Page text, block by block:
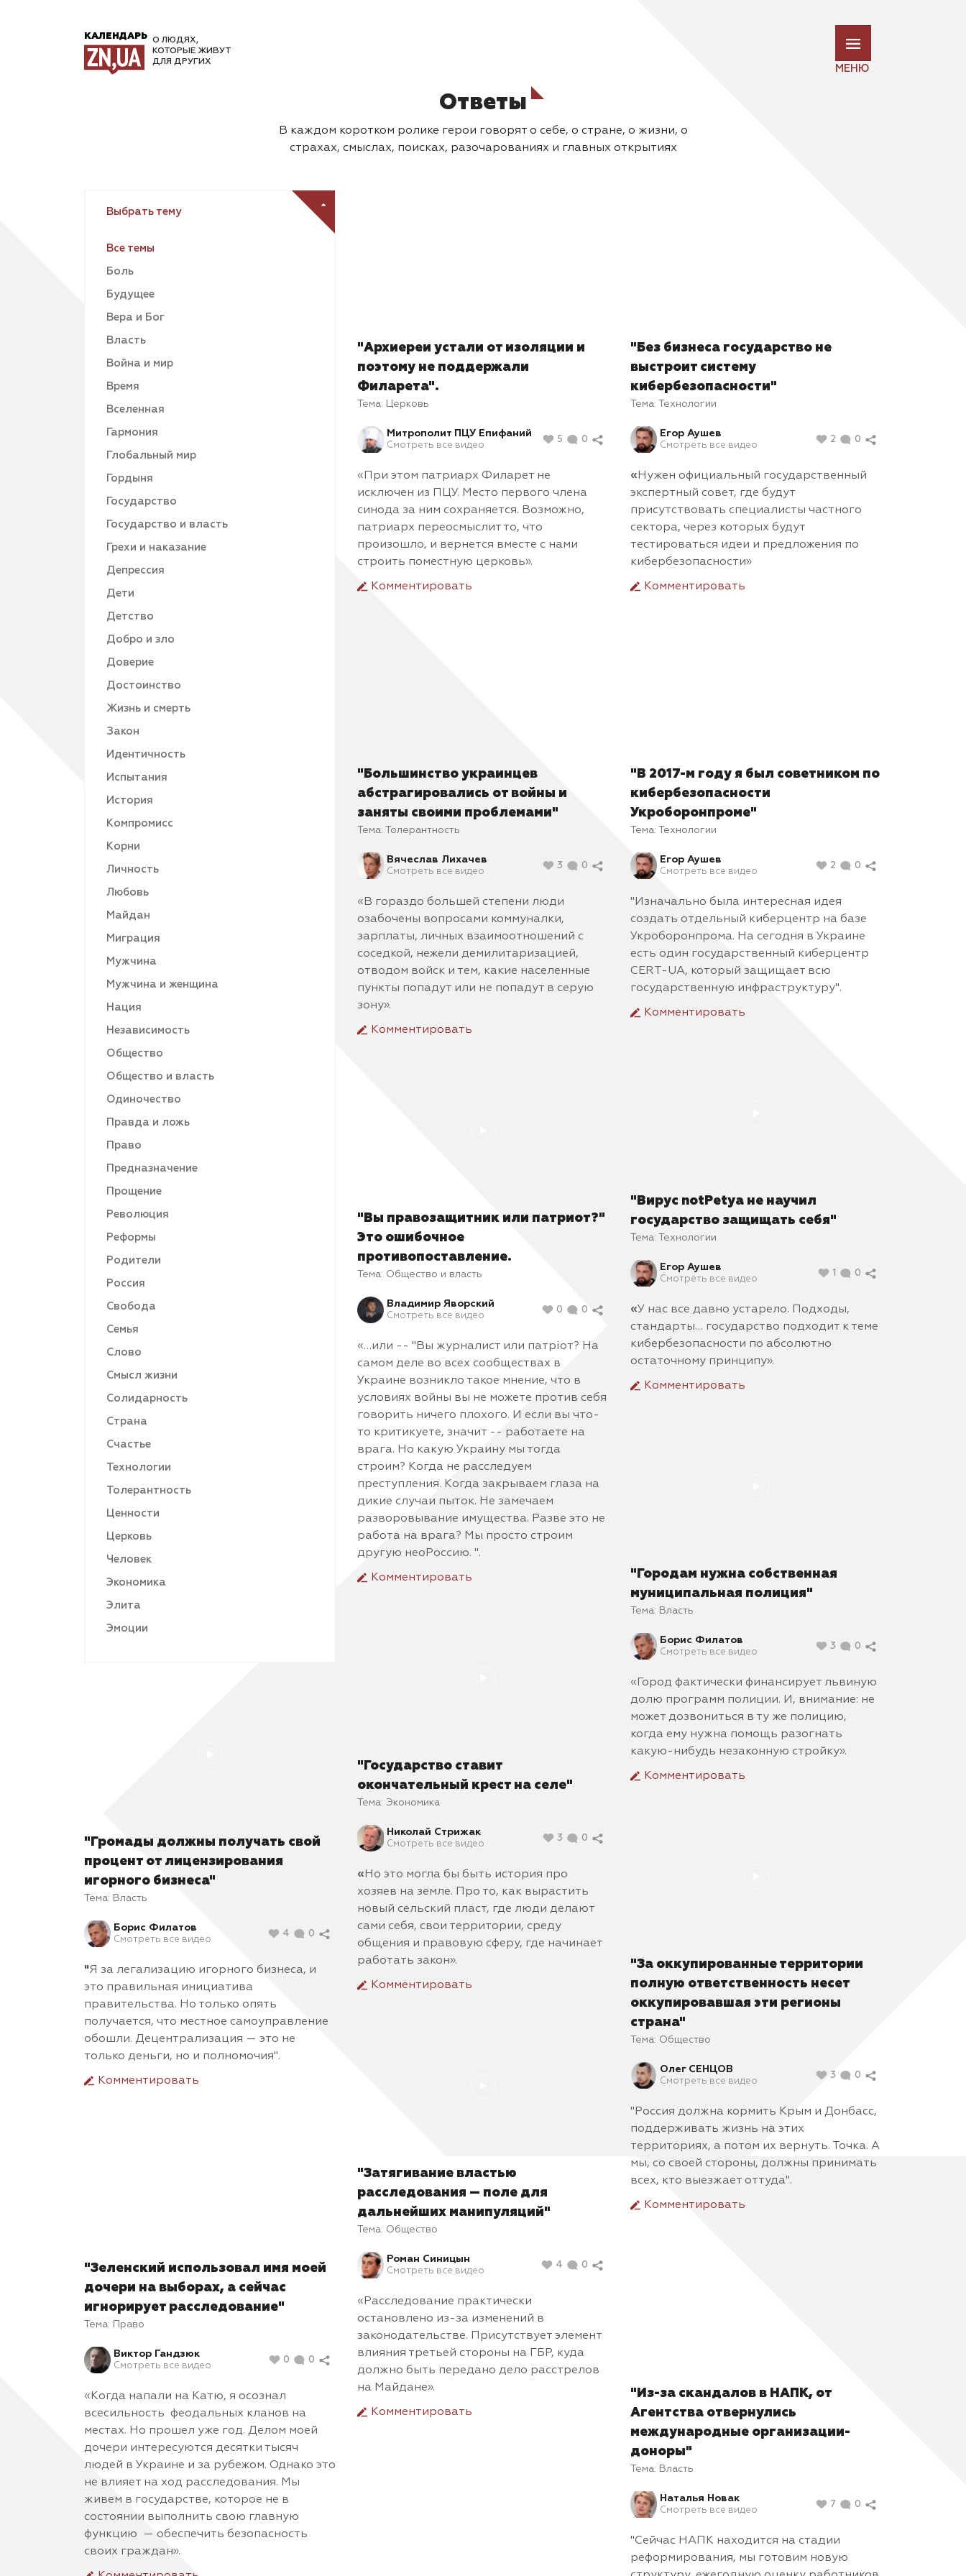
КАЛЕНДАРЬ О ЛЮДЯХ,
КОТОРЫЕ ЖИВУТ
ДЛЯ ДРУГИХ
МЕНЮ
Ответы
В каждом коротком ролике герои говорят о себе, о стране, о жизни, о
страхах, смыслах, поисках, разочарованиях и главных открытиях
Выбрать тему
Все темы
Боль
Будущее
Вера и Бог
Власть
Война и мир
Время
Вселенная
Гармония
Глобальный мир
Гордыня
Государство
Государство и власть
Грехи и наказание
Депрессия
Дети
Детство
Добро и зло
Доверие
Достоинство
Жизнь и смерть
Закон
Идентичность
Испытания
История
Компромисс
Корни
Личность
Любовь
Майдан
Миграция
Мужчина
Мужчина и женщина
Нация
Независимость
Общество
Общество и власть
Одиночество
Правда и ложь
Право
Предназначение
Прощение
Революция
Реформы
Родители
Россия
Свобода
Семья
Слово
Смысл жизни
Солидарность
Страна
Счастье
Технологии
Толерантность
Ценности
Церковь
Человек
Экономика
Элита
Эмоции
"Архиереи устали от изоляции и
поэтому не поддержали
Филарета".
Тема: Церковь
Митрополит ПЦУ Епифаний
Смотреть все видео
5 0
«При этом патриарх Филарет не
исключен из ПЦУ. Место первого члена
синода за ним сохраняется. Возможно,
патриарх переосмыслит то, что
произошло, и вернется вместе с нами
строить поместную церковь».
Комментировать
"Без бизнеса государство не
выстроит систему
кибербезопасности"
Тема: Технологии
Егор Аушев
Смотреть все видео
2 0
« Нужен официальный государственный
экспертный совет, где будут
присутствовать специалисты частного
сектора, через которых будут
тестироваться идеи и предложения по
кибербезопасности»
Комментировать
"Большинство украинцев
абстрагировались от войны и
заняты своими проблемами"
Тема: Толерантность
Вячеслав Лихачев
Смотреть все видео
3 0
«В гораздо большей степени люди
озабочены вопросами коммуналки,
зарплаты, личных взаимоотношений с
соседкой, нежели демилитаризацией,
отводом войск и тем, какие населенные
пункты попадут или не попадут в серую
зону».
Комментировать
"В 2017-м году я был советником по
кибербезопасности
Укроборонпроме"
Тема: Технологии
Егор Аушев
Смотреть все видео
2 0
"Изначально была интересная идея
создать отдельный киберцентр на базе
Укроборонпрома. На сегодня в Украине
есть один государственный киберцентр
CERT-UA, который защищает всю
государственную инфраструктуру".
Комментировать
"Вирус notPetya не научил
государство защищать себя"
Тема: Технологии
Егор Аушев
Смотреть все видео
1 0
«У нас все давно устарело. Подходы,
стандарты… государство подходит к теме
кибербезопасности по абсолютно
остаточному принципу».
Комментировать
"Вы правозащитник или патриот?"
Это ошибочное
противопоставление.
Тема: Общество и власть
Владимир Яворский
Смотреть все видео
0 0
«…или -- "Вы журналист или патріот? На
самом деле во всех сообществах в
Украине возникло такое мнение, что в
условиях войны вы не можете против себя
говорить ничего плохого. И если вы что-
то критикуете, значит -- работаете на
врага. Но какую Украину мы тогда
строим? Когда не расследуем
преступления. Когда закрываем глаза на
дикие случаи пыток. Не замечаем
разворовывание имущества. Разве это не
работа на врага? Мы просто строим
другую неоРоссию. ".
Комментировать
"Городам нужна собственная
муниципальная полиция"
Тема: Власть
Борис Филатов
Смотреть все видео
3 0
«Город фактически финансирует львиную
долю программ полиции. И, внимание: не
может дозвониться в ту же полицию,
когда ему нужна помощь разогнать
какую-нибудь незаконную стройку».
Комментировать
"Государство ставит
окончательный крест на селе"
Тема: Экономика
Николай Стрижак
Смотреть все видео
3 0
« Но это могла бы быть история про
хозяев на земле. Про то, как вырастить
новый сельский пласт, где люди делают
сами себя, свои территории, среду
общения и правовую сферу, где начинает
работать закон».
Комментировать
"Громады должны получать свой
процент от лицензирования
игорного бизнеса"
Тема: Власть
Борис Филатов
Смотреть все видео
4 0
"Я за легализацию игорного бизнеса, и
это правильная инициатива
правительства. Но только опять
получается, что местное самоуправление
обошли. Децентрализация — это не
только деньги, но и полномочия".
Комментировать
"За оккупированные территории
полную ответственность несет
оккупировавшая эти регионы
страна"
Тема: Общество
Олег СЕНЦОВ
Смотреть все видео
3 0
"Россия должна кормить Крым и Донбасс,
поддерживать жизнь на этих
территориях, а потом их вернуть. Точка. А
мы, со своей стороны, должны принимать
всех, кто выезжает оттуда".
Комментировать
"Затягивание властью
расследования — поле для
дальнейших манипуляций"
Тема: Общество
Роман Синицын
Смотреть все видео
4 0
«Расследование практически
остановлено из-за изменений в
законодательстве. Присутствует элемент
влияния третьей стороны на ГБР, куда
должно быть передано дело расстрелов
на Майдане».
Комментировать
"Зеленский использовал имя моей
дочери на выборах, а сейчас
игнорирует расследование"
Тема: Право
Виктор Гандзюк
Смотреть все видео
0 0
«Когда напали на Катю, я осознал
всесильность феодальных кланов на
местах. Но прошел уже год. Делом моей
дочери интересуются десятки тысяч
людей в Украине и за рубежом. Однако это
не влияет на ход расследования. Мы
живем в государстве, которое не в
состоянии выполнить свою главную
функцию — обеспечить безопасность
своих граждан».
"Из-за скандалов в НАПК, от
Агентства отвернулись
международные организации-
доноры"
Тема: Власть
Наталья Новак
Смотреть все видео
7 0
"Сейчас НАПК находится на стадии
реформирования, мы готовим новую